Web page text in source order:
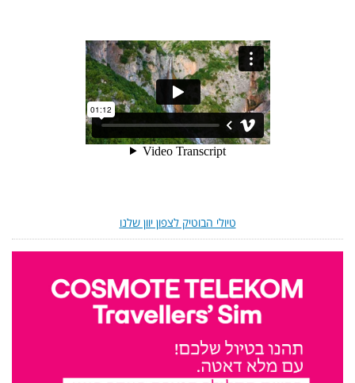
טיולי הבוטיק לצפון יוון שלנו